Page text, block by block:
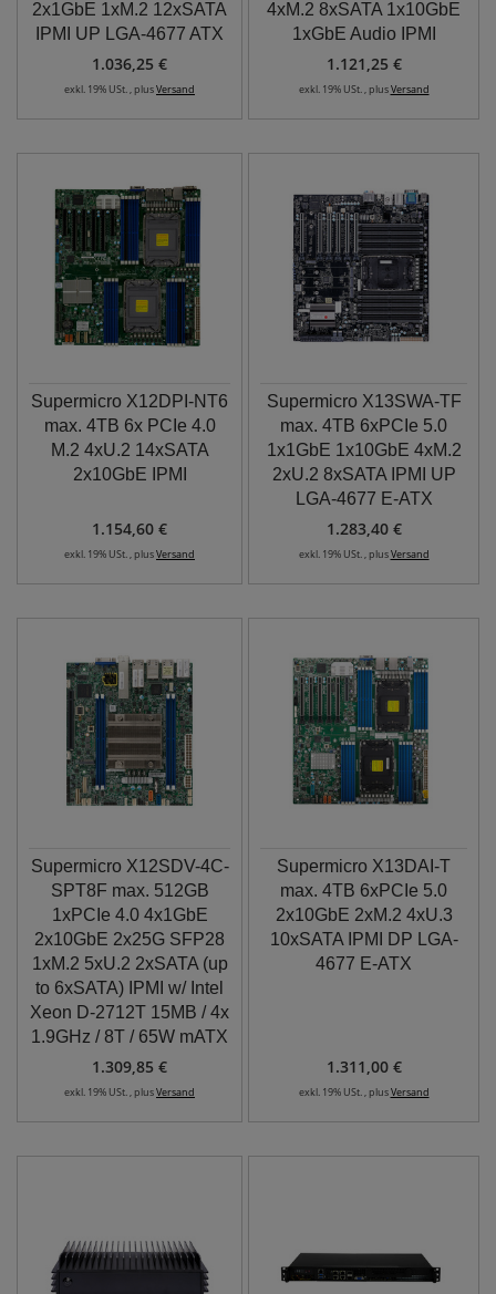
2x1GbE 1xM.2 12xSATA
IPMI UP LGA-4677 ATX
1.036,25 €
exkl. 19% USt. , plusVersand
4xM.2 8xSATA 1x10GbE
1xGbE Audio IPMI
1.121,25 €
exkl. 19% USt. , plusVersand
Supermicro X12DPI-NT6
max. 4TB 6x PCIe 4.0
M.2 4xU.2 14xSATA
2x10GbE IPMI
1.154,60 €
exkl. 19% USt. , plusVersand
Supermicro X13SWA-TF
max. 4TB 6xPCIe 5.0
1x1GbE 1x10GbE 4xM.2
2xU.2 8xSATA IPMI UP
LGA-4677 E-ATX
1.283,40 €
exkl. 19% USt. , plusVersand
Supermicro X12SDV-4C-
SPT8F max. 512GB
1xPCIe 4.0 4x1GbE
2x10GbE 2x25G SFP28
1xM.2 5xU.2 2xSATA (up
to 6xSATA) IPMI w/ Intel
Xeon D-2712T 15MB / 4x
1.9GHz / 8T / 65W mATX
1.309,85 €
exkl. 19% USt. , plusVersand
Supermicro X13DAI-T
max. 4TB 6xPCIe 5.0
2x10GbE 2xM.2 4xU.3
10xSATA IPMI DP LGA-
4677 E-ATX
1.311,00 €
exkl. 19% USt. , plusVersand